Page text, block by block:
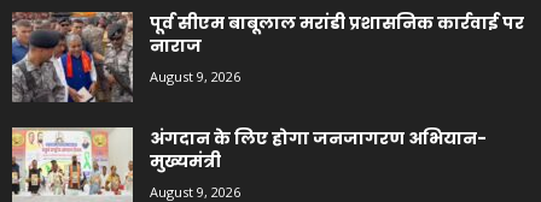
पूर्व सीएम बाबूलाल मरांडी प्रशासनिक कार्रवाई पर
नाराज
August 9, 2026
अंगदान के लिए होगा जनजागरण अभियान-
मुख्यमंत्री
August 9, 2026